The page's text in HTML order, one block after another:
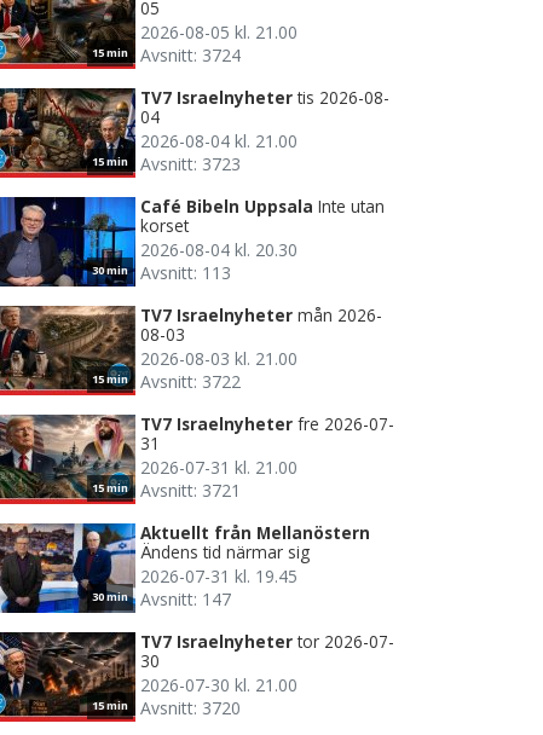
15 min
05
2026-08-05 kl. 21.00
Avsnitt: 3724
15 min
TV7 Israelnyheter tis 2026-08-
04
2026-08-04 kl. 21.00
Avsnitt: 3723
30 min
Café Bibeln Uppsala Inte utan
korset
2026-08-04 kl. 20.30
Avsnitt: 113
15 min
TV7 Israelnyheter mån 2026-
08-03
2026-08-03 kl. 21.00
Avsnitt: 3722
15 min
TV7 Israelnyheter fre 2026-07-
31
2026-07-31 kl. 21.00
Avsnitt: 3721
30 min
Aktuellt från Mellanöstern
Ändens tid närmar sig
2026-07-31 kl. 19.45
Avsnitt: 147
15 min
TV7 Israelnyheter tor 2026-07-
30
2026-07-30 kl. 21.00
Avsnitt: 3720